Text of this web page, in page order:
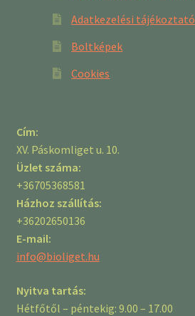
Adatkezelési tájékoztató
Boltképek
Cookies
Cím:
XV. Páskomliget u. 10.
Üzlet száma:
+36705368581
Házhoz szállítás:
+36202650136
E-mail:
info@bioliget.hu
Nyitva tartás:
Hétfőtől – péntekig: 9.00 – 17.00